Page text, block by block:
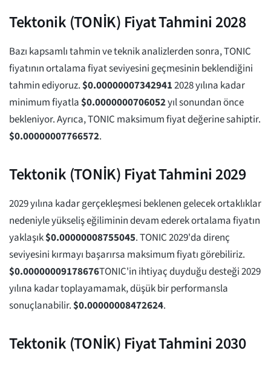
Tektonik (TONİK) Fiyat Tahmini 2028
Bazı kapsamlı tahmin ve teknik analizlerden sonra, TONIC
fiyatının ortalama fiyat seviyesini geçmesinin beklendiğini
tahmin ediyoruz.$0.000000073429412028 yılına kadar
minimum fiyatla$0.0000000706052yıl sonundan önce
bekleniyor. Ayrıca, TONIC maksimum fiyat değerine sahiptir.
$0.00000007766572.
Tektonik (TONİK) Fiyat Tahmini 2029
2029 yılına kadar gerçekleşmesi beklenen gelecek ortaklıklar
nedeniyle yükseliş eğiliminin devam ederek ortalama fiyatın
yaklaşık$0.00000008755045. TONIC 2029'da direnç
seviyesini kırmayı başarırsa maksimum fiyatı görebiliriz.
$0.00000009178676TONIC'in ihtiyaç duyduğu desteği 2029
yılına kadar toplayamamak, düşük bir performansla
sonuçlanabilir.$0.00000008472624.
Tektonik (TONİK) Fiyat Tahmini 2030